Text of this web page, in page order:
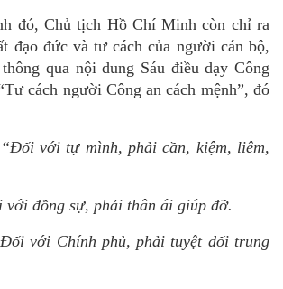
Chủ tịch Hồ Chí Minh còn chỉ ra
đạo đức và tư cách của người cán bộ,
quanội dung Sáu điều dạy Công
cách người Công an cách mệnh”, đó
“Đối với tự mình, phải cần, kiệm, liêm,
sự, phải thân ái giúp đỡ.
phủ, phải tuyệt đối trung